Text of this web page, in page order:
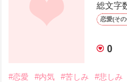
総文字
恋愛(そ
0
#恋愛 #内気 #苦しみ #悲しみ